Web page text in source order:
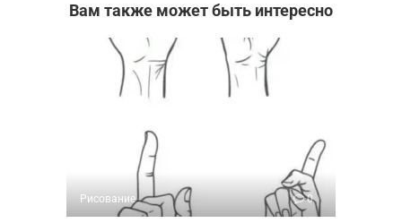
Вам также может быть интересно
Рисование 0